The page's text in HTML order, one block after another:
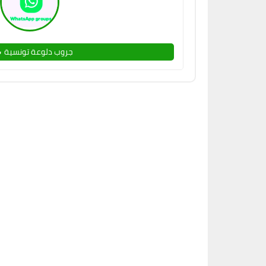
جروب دلوعة تونسية